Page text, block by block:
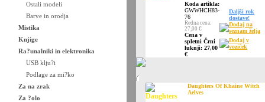
Ostali modeli
Barve in orodja
Mistika
Knjige
Ra?unalniki in elektronika
USB klju?i
Podlage za mi?ko
Za na zrak
Za ?olo
Koda artikla:
GWWHCH83-
76
Redna cena:
27,00 €
Cena v
spletni Črni
luknji: 27,00
€
Daljši rok
dostave!
Dodaj na
seznam želja
Dodaj v
voziček
Daughters Of Khaine Witch
Aelves